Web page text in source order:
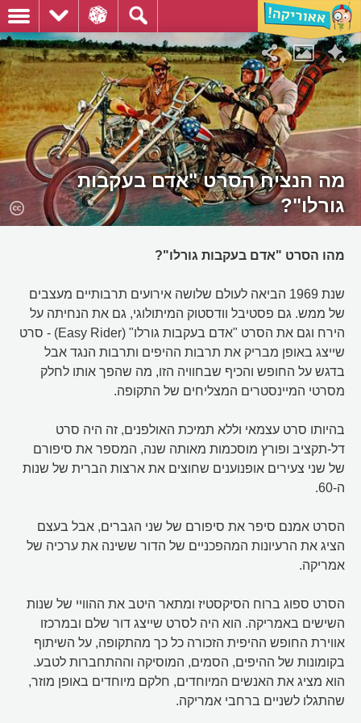
מה הנציח הסרט "אדם בעקבות
גורלו"?
מהו הסרט "אדם בעקבות גורלו"?
שנת 1969 הביאה לעולם שלושה אירועים תרבותיים מעצבים
של ממש. גם פסטיבל וודסטוק המיתולוגי, גם את הנחיתה על
הירח וגם את הסרט "אדם בעקבות גורלו" (Easy Rider) - סרט
שייצג באופן מבריק את תרבות ההיפים ותרבות הנגד אבל
בדגש על החופש והכיף שבחוויה הזו, מה שהפך אותו לחלק
מסרטי המיינסטרים המצליחים של התקופה.
בהיותו סרט עצמאי וללא תמיכת האולפנים, זה היה סרט
דל-תקציב ופורץ מוסכמות מאותה שנה, המספר את סיפורם
של שני צעירים אופנוענים שחוצים את ארצות הברית של שנות
ה-60.
הסרט אמנם סיפר את סיפורם של שני הגברים, אבל בעצם
הציג את הרעיונות המהפכניים של הדור ששינה את ערכיה של
אמריקה.
הסרט ספוג ברוח הסיקסטיז ומתאר היטב את ההוויי של שנות
השישים באמריקה. הוא היה לסרט שייצג דור שלם ובמרכזו
אווירת החופש ההיפית הזכורה כל כך מהתקופה, על השיתוף
בקומונות של ההיפים, הסמים, המוסיקה וההתחברות לטבע.
הוא מציג את האנשים המיוחדים, חלקם מיוחדים באופן מוזר,
שהתגלו לשניים ברחבי אמריקה.